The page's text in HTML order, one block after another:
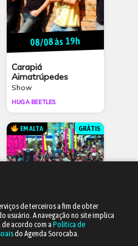
08/08 às 19h
Carapiá
Aimatrúpedes
Show
HUGA BEETLES
EM ALTA GRÁTIS
16/08 às 11h
de terceiros a fim de obter
usuário. A navegação no site implica
acordo com a Política de
do Agenda Sorocaba.